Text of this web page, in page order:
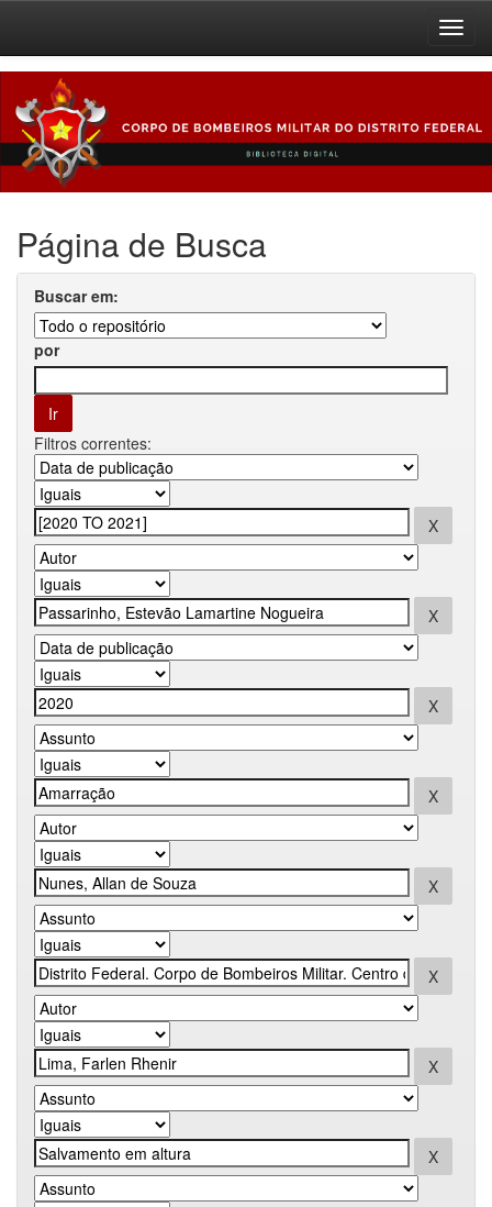
navigation
Página de Busca
Buscar em:
por
Filtros correntes: